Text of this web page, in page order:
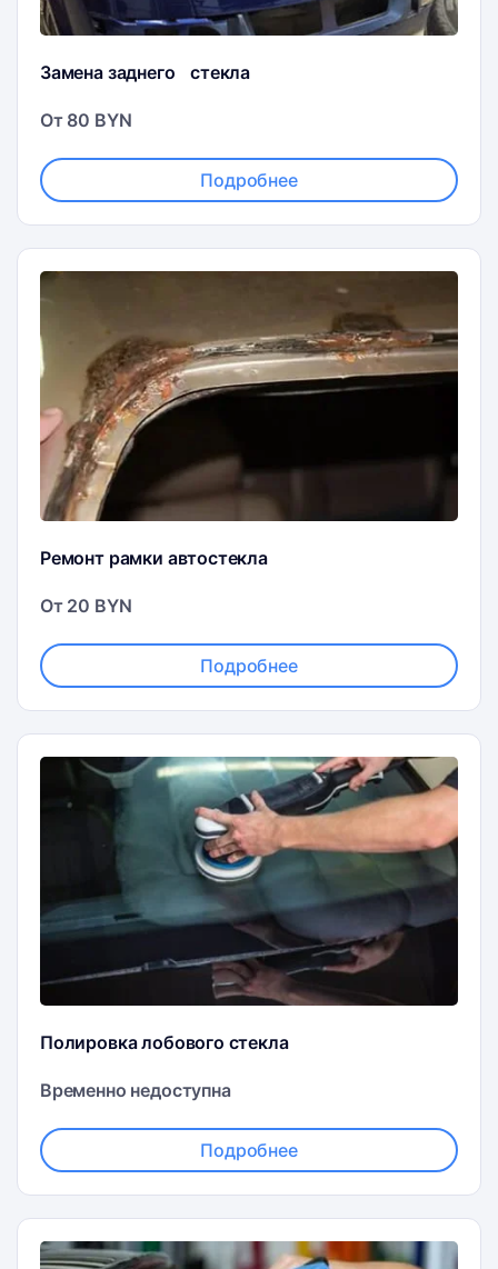
Замена заднего стекла
От 80 BYN
Подробнее
Ремонт рамки автостекла
От 20 BYN
Подробнее
Полировка лобового стекла
Временно недоступна
Подробнее